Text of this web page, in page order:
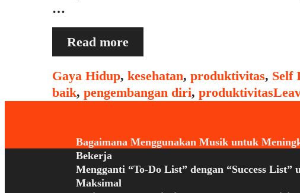
…
Read moreApa
Itu
“Habit
Loops”
Memanfaatkannya
Kebiasaan
Categories
Gaya Hidup, kesehatan, produktivitas, Self
baik, pengembangan diri, produktivitas
Bagaimana Menggunakan Musik untuk
Bekerja
Mengganti “To-Do List” dengan “Success List”
Maksimal